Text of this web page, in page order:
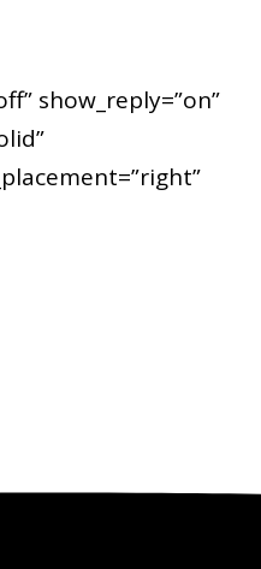
show_reply=”on”